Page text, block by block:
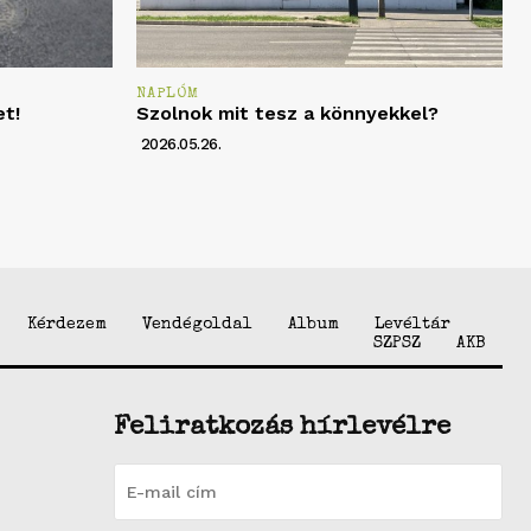
NAPLÓM
Szolnok mit tesz a könnyekkel?
2026.05.26.
Kérdezem Vendégoldal Album
Levéltár
SZPSZ
AKB
Feliratkozás hírlevélre